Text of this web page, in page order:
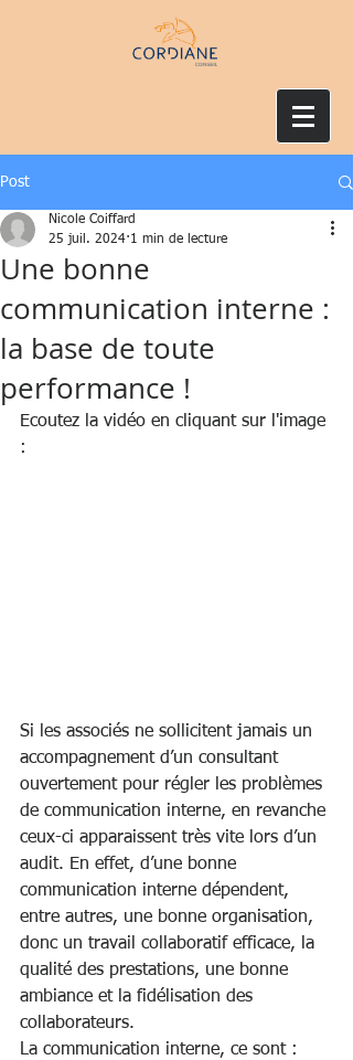
Post
Une bonne
communication interne :
la base de toute
performance !
Nicole Coiffard
25 juil. 2024 1 min de lecture
Ecoutez la vidéo en cliquant sur l'image
:
Si les associés ne sollicitent jamais un
accompagnement d’un consultant
ouvertement pour régler les problèmes
de communication interne, en revanche
ceux-ci apparaissent très vite lors d’un
audit. En effet, d’une bonne
communication interne dépendent,
entre autres, une bonne organisation,
donc un travail collaboratif efficace, la
qualité des prestations, une bonne
ambiance et la fidélisation des
collaborateurs.
La communication interne, ce sont :